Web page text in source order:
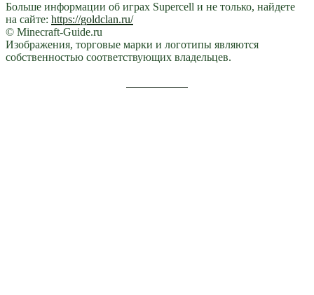
Больше информации об играх Supercell и не только, найдете
на сайте: https://goldclan.ru/
© Minecraft-Guide.ru
Изображения, торговые марки и логотипы являются
собственностью соответствующих владельцев.